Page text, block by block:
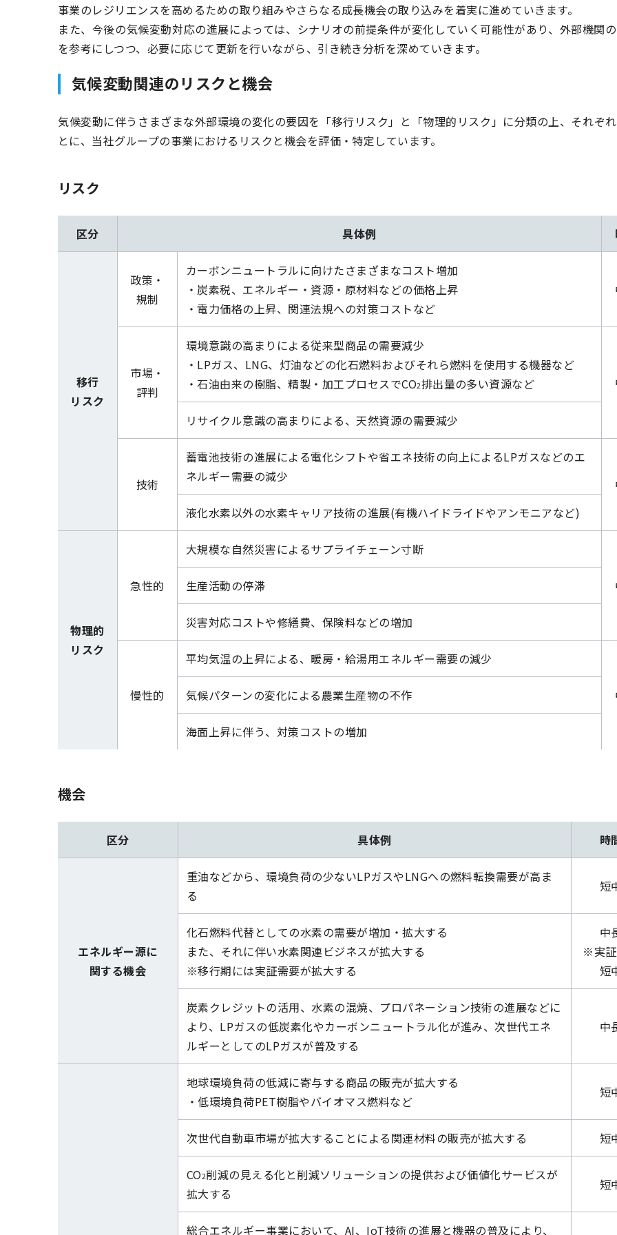
事業のレジリエンスを高めるための取り組みやさらなる成長機会の取り込みを着実に進めていきます。
また、今後の気候変動対応の進展によっては、シナリオの前提条件が変化していく可能性があり、外部機関
を参考にしつつ、必要に応じて更新を行いながら、引き続き分析を深めていきます。
気候変動関連のリスクと機会
気候変動に伴うさまざまな外部環境の変化の要因を「移行リスク」と「物理的リスク」に分類の上、それぞ
とに、当社グループの事業におけるリスクと機会を評価・特定しています。
リスク
区分 具体例
移行
リスク
政策・
規制
カーボンニュートラルに向けたさまざまなコスト増加
・炭素税、エネルギー・資源・原材料などの価格上昇
・電力価格の上昇、関連法規への対策コストなど
市場・
評判
環境意識の高まりによる従来型商品の需要減少
・LPガス、LNG、灯油などの化石燃料およびそれら燃料を使用する機器など
・石油由来の樹脂、精製・加工プロセスでCO2排出量の多い資源など
リサイクル意識の高まりによる、天然資源の需要減少
技術
蓄電池技術の進展による電化シフトや省エネ技術の向上によるLPガスなどのエ
ネルギー需要の減少
液化水素以外の水素キャリア技術の進展(有機ハイドライドやアンモニアなど)
物理的
リスク
急性的
大規模な自然災害によるサプライチェーン寸断
生産活動の停滞
災害対応コストや修繕費、保険料などの増加
慢性的
平均気温の上昇による、暖房・給湯用エネルギー需要の減少
気候パターンの変化による農業生産物の不作
海面上昇に伴う、対策コストの増加
機会
区分 具体例 時
エネルギー源に
関する機会
重油などから、環境負荷の少ないLPガスやLNGへの燃料転換需要が高ま
る
短
化石燃料代替としての水素の需要が増加・拡大する
また、それに伴い水素関連ビジネスが拡大する
※移行期には実証需要が拡大する
中
※実
短
炭素クレジットの活用、水素の混焼、プロパネーション技術の進展などに
より、LPガスの低炭素化やカーボンニュートラル化が進み、次世代エネ
ルギーとしてのLPガスが普及する
中
地球環境負荷の低減に寄与する商品の販売が拡大する
・低環境負荷PET樹脂やバイオマス燃料など
短
次世代自動車市場が拡大することによる関連材料の販売が拡大する 短
CO2削減の見える化と削減ソリューションの提供および価値化サービスが
拡大する
短
総合エネルギー事業において、AI、IoT技術の進展と機器の普及により、